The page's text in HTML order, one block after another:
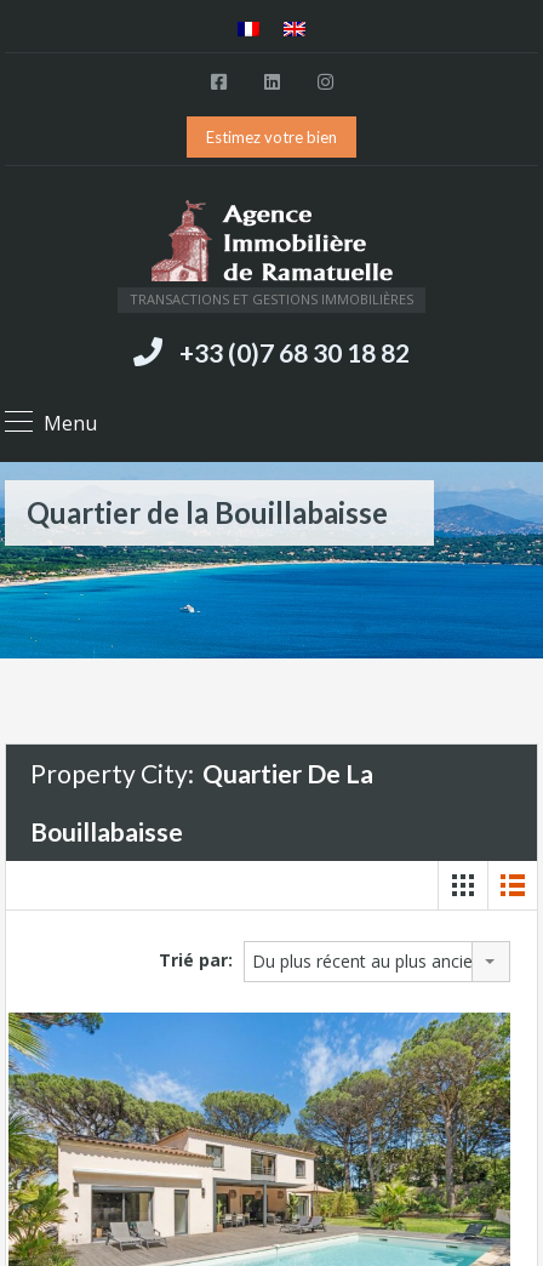
Estimez votre bien
TRANSACTIONS ET GESTIONS IMMOBILIÈRES
+33 (0)7 68 30 18 82
Menu
Quartier de la Bouillabaisse
Property City: Quartier De La
Bouillabaisse
Trié par: Du plus récent au plus ancien